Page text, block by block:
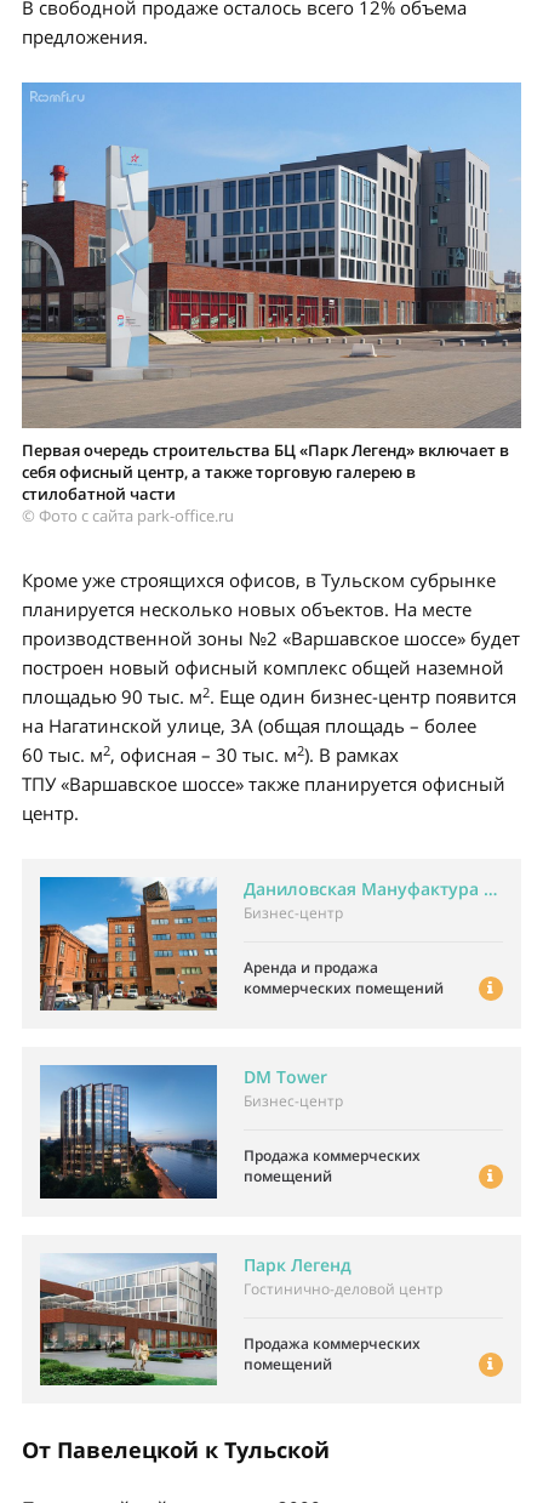
В свободной продаже осталось всего 12% объема
предложения.
Первая очередь строительства БЦ «Парк Легенд» включает в
себя офисный центр, а также торговую галерею в
стилобатной части
© Фото с сайта park-office.ru
Кроме уже строящихся офисов, в Тульском субрынке
планируется несколько новых объектов. На месте
производственной зоны №2 «Варшавское шоссе» будет
построен новый офисный комплекс общей наземной
площадью 90 тыс. м2. Еще один бизнес-центр появится
на Нагатинской улице, 3А (общая площадь – более
60 тыс. м2, офисная – 30 тыс. м2). В рамках
ТПУ «Варшавское шоссе» также планируется офисный
центр.
Даниловская Мануфактура 1867
Бизнес-центр
Аренда и продажа
коммерческих помещений
DM Tower
Бизнес-центр
Продажа коммерческих
помещений
Парк Легенд
Гостинично-деловой центр
Продажа коммерческих
помещений
От Павелецкой к Тульской